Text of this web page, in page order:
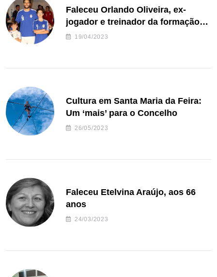
Faleceu Orlando Oliveira, ex-
jogador e treinador da formação
de andebol do Feirense
19/04/2023
Cultura em Santa Maria da Feira:
Um ‘mais’ para o Concelho
26/05/2023
Faleceu Etelvina Araújo, aos 66
anos
24/03/2023